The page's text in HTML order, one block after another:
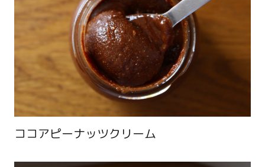
ココアピーナッツクリーム